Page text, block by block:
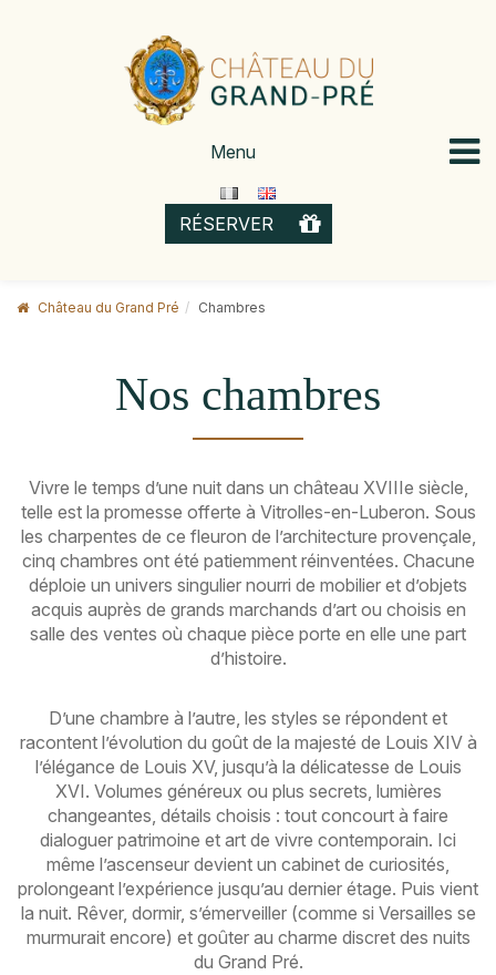
Menu
RÉSERVER OFFRIR
Château du Grand Pré Chambres
Nos chambres
Vivre le temps d’une nuit dans un château XVIIIe siècle,
telle est la promesse offerte à Vitrolles-en-Luberon. Sous
les charpentes de ce fleuron de l’architecture provençale,
cinq chambres ont été patiemment réinventées. Chacune
déploie un univers singulier nourri de mobilier et d’objets
acquis auprès de grands marchands d’art ou choisis en
salle des ventes où chaque pièce porte en elle une part
d’histoire.
D’une chambre à l’autre, les styles se répondent et
racontent l’évolution du goût de la majesté de Louis XIV à
l’élégance de Louis XV, jusqu’à la délicatesse de Louis
XVI. Volumes généreux ou plus secrets, lumières
changeantes, détails choisis : tout concourt à faire
dialoguer patrimoine et art de vivre contemporain. Ici
même l’ascenseur devient un cabinet de curiosités,
prolongeant l’expérience jusqu’au dernier étage. Puis vient
la nuit. Rêver, dormir, s’émerveiller (comme si Versailles se
murmurait encore) et goûter au charme discret des nuits
du Grand Pré.